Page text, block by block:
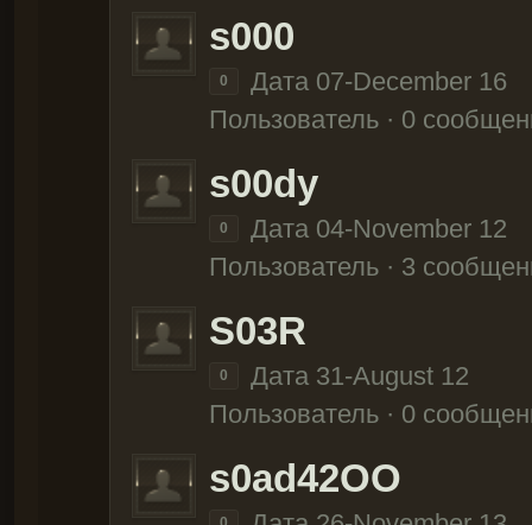
s000
0
Дата 07-December 16
Пользователь · 0
s00dy
0
Дата 04-November 12
Пользователь · 3
S03R
0
Дата 31-August 12
Пользователь · 0
s0ad42OO